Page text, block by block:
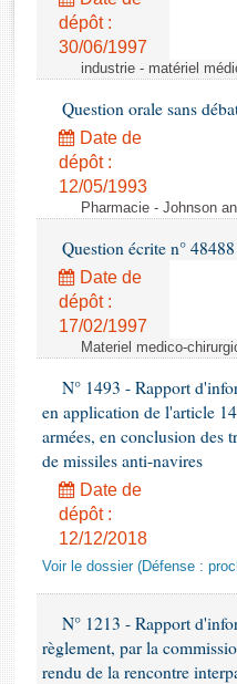
Rapports d'enquête
Rapports législatifs
Dossiers législatifs
Budget et sécurité sociale
Questions écrites et orales
dépôt :
30/06/1997
industrie - matériel
Question orale sans
Date de
dépôt :
12/05/1993
Pharmacie - Johnson
Question écrite n°
Date de
dépôt :
17/02/1997
Materiel medico-
N° 1493 - Rapport
en application de l'article
armées, en conclusion des
de missiles anti-navires
Date de
dépôt :
12/12/2018
Voir le dossier (Défense :
N° 1213 - Rapport
règlement, par la
rendu de la rencontre